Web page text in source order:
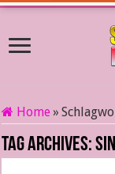
Home »
Tag Archives: